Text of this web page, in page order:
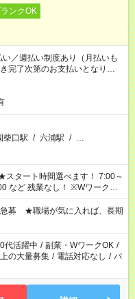
ンクOK
／週払い制度あり（月払いも
完了次第のお支払いとなりま
柴口駅 / 六浦駅 / …
なし！ ※Wワークの
間超の就業はご案内できませ
勤務は社会保険への加入対象
い派遣の原則禁止）により、
難しい場合があります
募 ★職場が気に入れば、長期
代活躍中 / 副業・WワークOK /
の大量募集 / 電話対応なし / パ